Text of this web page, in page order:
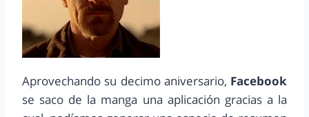
Aprovechando su decimo aniversario, Facebook
se saco de la manga una aplicación gracias a la